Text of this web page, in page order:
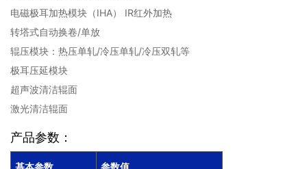
电磁极耳加热模块（IHA） IR红外加热
转塔式自动换卷/单放
辊压模块：热压单轧/冷压单轧/冷压双轧等
极耳压延模块
超声波清洁辊面
激光清洁辊面
产品参数：